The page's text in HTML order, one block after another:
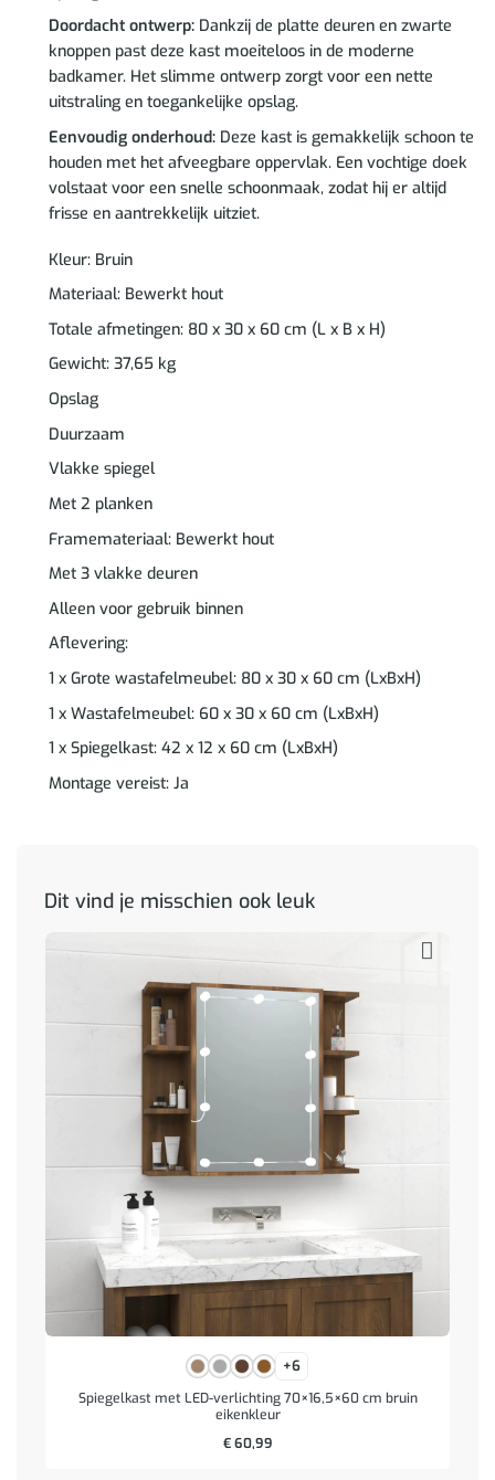
Doordacht ontwerp:Dankzij de platte deuren en zwarte
knoppen past deze kast moeiteloos in de moderne
badkamer. Het slimme ontwerp zorgt voor een nette
uitstraling en toegankelijke opslag.
Eenvoudig onderhoud:Deze kast is gemakkelijk schoon te
houden met het afveegbare oppervlak. Een vochtige doek
volstaat voor een snelle schoonmaak, zodat hij er altijd
frisse en aantrekkelijk uitziet.
Kleur: Bruin
Materiaal: Bewerkt hout
Totale afmetingen: 80 x 30 x 60 cm (L x B x H)
Gewicht: 37,65 kg
Opslag
Duurzaam
Vlakke spiegel
Met 2 planken
Framemateriaal: Bewerkt hout
Met 3 vlakke deuren
Alleen voor gebruik binnen
Aflevering:
1 x Grote wastafelmeubel: 80 x 30 x 60 cm (LxBxH)
1 x Wastafelmeubel: 60 x 30 x 60 cm (LxBxH)
1 x Spiegelkast: 42 x 12 x 60 cm (LxBxH)
Montage vereist: Ja
Dit vind je misschien ook leuk
+6
Spiegelkast met LED-verlichting 70×16,5×60 cm bruin
eikenkleur
€60,99